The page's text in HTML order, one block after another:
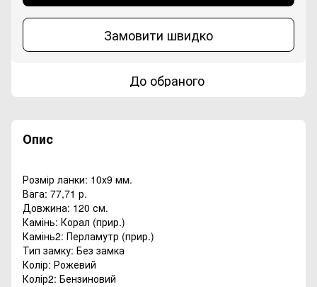
Замовити швидко
До обраного
Опис
Розмір ланки: 10х9 мм.
Вага: 77,71 р.
Довжина: 120 см.
Камінь: Корал (прир.)
Камінь2: Перламутр (прир.)
Тип замку: Без замка
Колір: Рожевий
Колір2: Бензиновий